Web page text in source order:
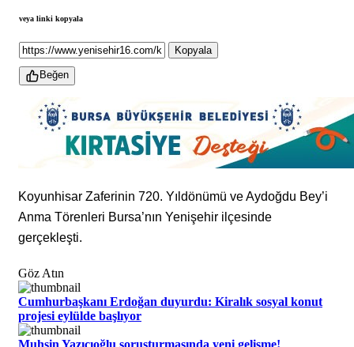
veya linki kopyala
Kopyala
Beğen
Koyunhisar Zaferinin 720. Yıldönümü ve Aydoğdu Bey’i
Anma Törenleri Bursa’nın Yenişehir ilçesinde
gerçekleşti.
Göz Atın
Cumhurbaşkanı Erdoğan duyurdu: Kiralık sosyal konut
projesi eylülde başlıyor
Muhsin Yazıcıoğlu soruşturmasında yeni gelişme!